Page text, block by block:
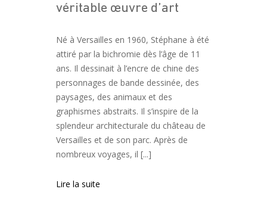
véritable œuvre d’art
Né à Versailles en 1960, Stéphane à été
attiré par la bichromie dès l’âge de 11
ans. Il dessinait à l’encre de chine des
personnages de bande dessinée, des
paysages, des animaux et des
graphismes abstraits. Il s’inspire de la
splendeur architecturale du château de
Versailles et de son parc. Après de
nombreux voyages, il [...]
Lire la suite